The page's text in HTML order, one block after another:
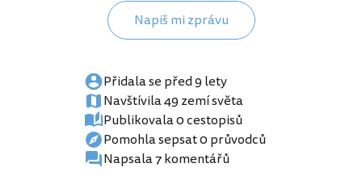
Napiš mi zprávu
Přidala se před 9 lety
Navštívila 49 zemí světa
Publikovala 0 cestopisů
Pomohla sepsat 0 průvodců
Napsala 7 komentářů